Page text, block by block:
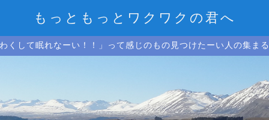
もっともっとワクワクの君へ
くして眠れなーい！！」って感じのもの見つけたーい人の集ま